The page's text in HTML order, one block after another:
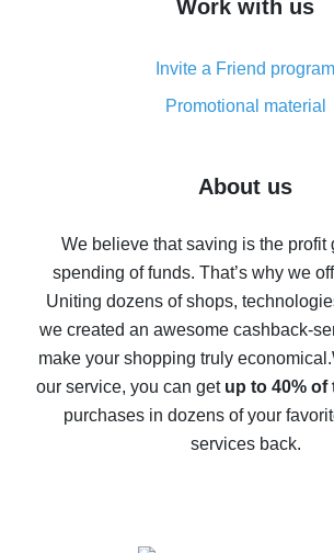
simple methods
8% cash back on AliExpress - saving
real thing
Five ways to get the most cash back
back
10% cash back on AliExpress - the
possible
The best cash back on AliExpress
The best cash back service for
compare offers
Work with us
Invite a Friend program
Promotional material
About us
We believe that saving is the profit
spending of funds. That’s why we
Uniting dozens of shops,
we created an awesome cashback-
make your shopping truly economical.
our service, you can get up to 40% of
purchases in dozens of your
services back.